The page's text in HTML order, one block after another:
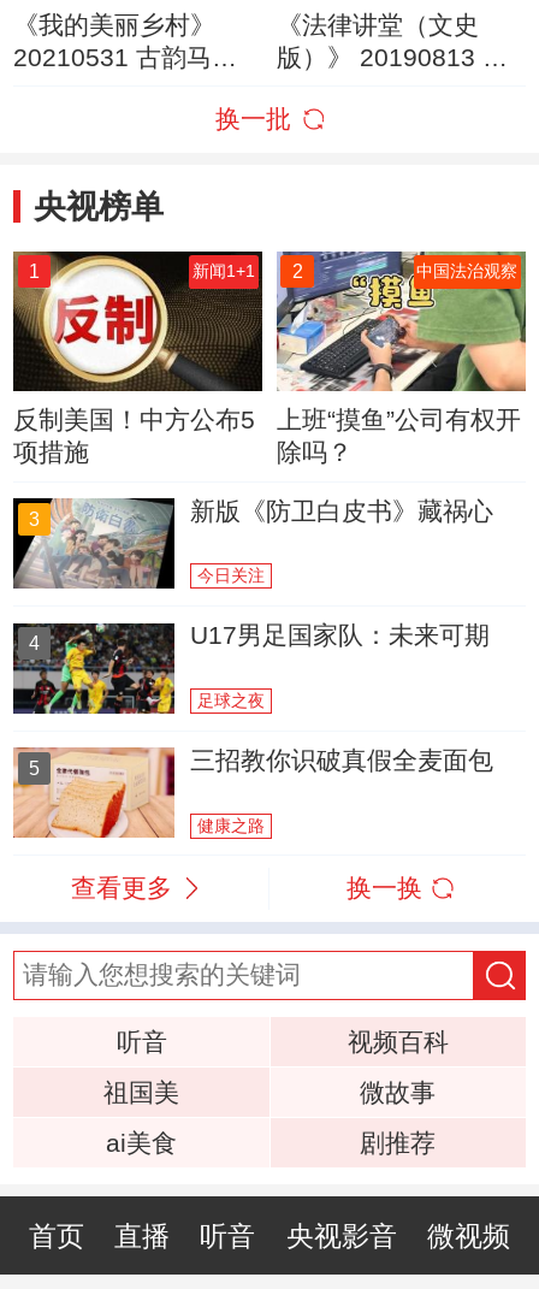
《我的美丽乡村》
20210531 古韵马洒
《法律讲堂（文史
版）》 20190813 大
胜利光复
换一批
央视榜单
1 新闻1+1
反制美国！中方公布5
项措施
2 中国法治观察
上班“摸鱼”公司有权开
除吗？
3 新版《防卫白皮书》藏祸心
今日关注
4 U17男足国家队：未来可期
足球之夜
5 三招教你识破真假全麦面包
健康之路
查看更多 换一换
听音
视频百科
祖国美
微故事
ai美食
剧推荐
首页 直播 听音 央视影音 微视频